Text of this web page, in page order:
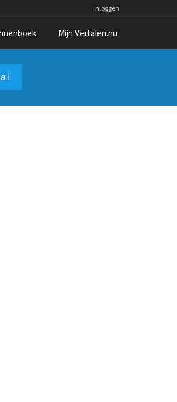
Inloggen
Mijn Vertalen.nu